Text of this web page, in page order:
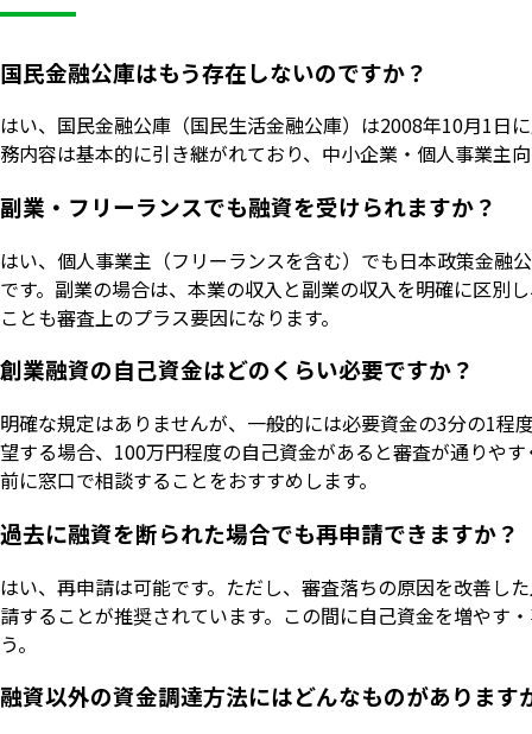
国民金融公庫はもう存在しないのですか？
はい、国民金融公庫（国民生活金融公庫）は2008年10月1日
務内容は基本的に引き継がれており、中小企業・個人事業主
副業・フリーランスでも融資を受けられますか？
はい、個人事業主（フリーランスを含む）でも日本政策金融
です。副業の場合は、本業の収入と副業の収入を明確に区別
ことも審査上のプラス要因になります。
創業融資の自己資金はどのくらい必要ですか？
明確な規定はありませんが、一般的には必要資金の3分の1
望する場合、100万円程度の自己資金があると審査が通りや
前に窓口で相談することをおすすめします。
過去に融資を断られた場合でも再申請できますか？
はい、再申請は可能です。ただし、審査落ちの原因を改善し
請することが推奨されています。この間に自己資金を増やす
う。
融資以外の資金調達方法にはどんなものがあります